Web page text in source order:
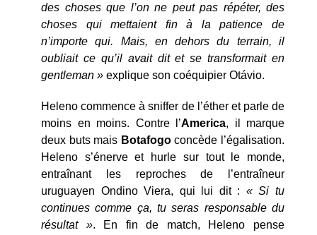
des choses que l’on ne peut pas répéter, des
choses qui mettaient fin à la patience de
n’importe qui. Mais, en dehors du terrain, il
oubliait ce qu’il avait dit et se transformait en
gentleman » explique son coéquipier Otávio.
Heleno commence à sniffer de l’éther et parle de
moins en moins. Contre l’America, il marque
deux buts mais Botafogoconcède l’égalisation.
Heleno s’énerve et hurle sur tout le monde,
entraînant les reproches de l’entraîneur
uruguayen Ondino Viera, qui lui dit : « Si tu
continues comme ça, tu seras responsable du
résultat ». En fin de match, Heleno pense